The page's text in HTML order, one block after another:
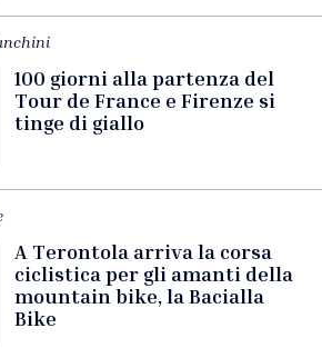
100 giorni alla partenza del
Tour de France e Firenze si
tinge di giallo
A Terontola arriva la corsa
ciclistica per gli amanti della
mountain bike, la Bacialla
Bike